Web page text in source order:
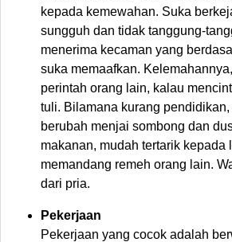
kepada kemewahan. Suka
sungguh dan tidak tanggung-
menerima kecaman yang
suka memaafkan.
perintah orang lain, kalau
tuli. Bilamana kurang
berubah menjai sombong dan
makanan, mudah tertarik kepada
memandang remeh orang lain.
dari pria.
Pekerjaan
Pekerjaan yang cocok adalah